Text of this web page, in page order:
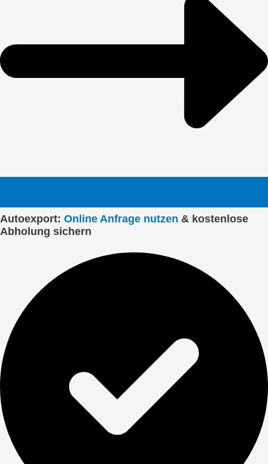
Autoexport: Online Anfrage nutzen & kostenlose
Abholung sichern